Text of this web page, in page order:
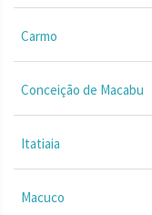
Carmo
Conceição de Macabu
Itatiaia
Macuco